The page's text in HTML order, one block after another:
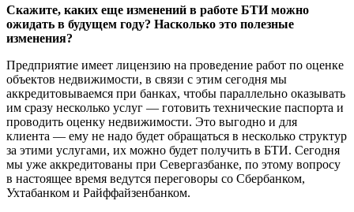
Скажите, каких еще изменений в работе БТИ можно
ожидать в будущем году? Насколько это полезные
изменения?
Предприятие имеет лицензию на проведение работ по оценке
объектов недвижимости, в связи с этим сегодня мы
аккредитовываемся при банках, чтобы параллельно оказывать
им сразу несколько услуг — готовить технические паспорта и
проводить оценку недвижимости. Это выгодно и для
клиента — ему не надо будет обращаться в несколько структур
за этими услугами, их можно будет получить в БТИ. Сегодня
мы уже аккредитованы при Севергазбанке, по этому вопросу
в настоящее время ведутся переговоры со Сбербанком,
Ухтабанком и Райффайзенбанком.